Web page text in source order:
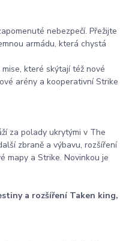
nebezpečí. Přežijte
armádu, která chystá
které skýtají též nové
arény a kooperativní Strike
za polady ukrytými v The
zbraně a výbavu, rozšíření
mapy a Strike. Novinkou je
a rozšíření Taken king,